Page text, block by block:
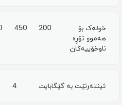
خولەک بۆ
هەموو تۆڕە
ناوخۆییەکان
200
450
ئینتەرنێت بە گێگابایت 4